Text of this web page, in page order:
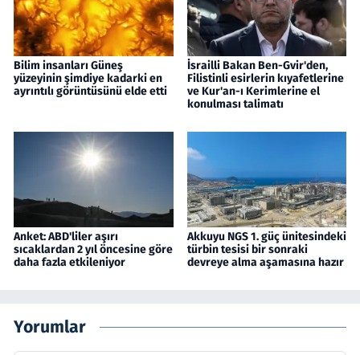
Bilim insanları Güneş
yüzeyinin şimdiye kadarki en
ayrıntılı görüntüsünü elde etti
İsrailli Bakan Ben-Gvir'den,
Filistinli esirlerin kıyafetlerine
ve Kur'an-ı Kerimlerine el
konulması talimatı
Anket: ABD'liler aşırı
sıcaklardan 2 yıl öncesine göre
daha fazla etkileniyor
Akkuyu NGS 1. güç ünitesindeki
türbin tesisi bir sonraki
devreye alma aşamasına hazır
Yorumlar